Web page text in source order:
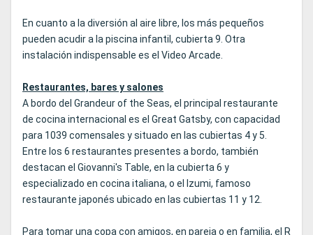
En cuanto a la diversión al aire libre, los más pequeños
pueden acudir a la piscina infantil, cubierta 9. Otra
instalación indispensable es el Video Arcade.
Restaurantes, bares y salones
A bordo del Grandeur of the Seas, el principal restaurante
de cocina internacional es el Great Gatsby, con capacidad
para 1039 comensales y situado en las cubiertas 4 y 5.
Entre los 6 restaurantes presentes a bordo, también
destacan el Giovanni's Table, en la cubierta 6 y
especializado en cocina italiana, o el Izumi, famoso
restaurante japonés ubicado en las cubiertas 11 y 12.
Para tomar una copa con amigos, en pareja o en familia, el R